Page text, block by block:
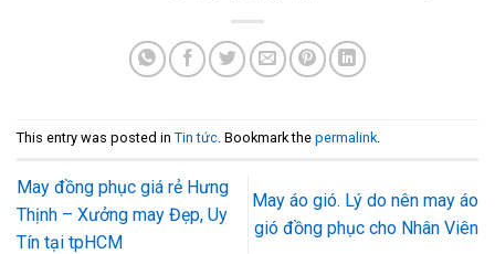
This entry was posted in Tin tức. Bookmark the permalink.
May đồng phục giá rẻ Hưng
Thịnh – Xưởng may Đẹp, Uy
Tín tại tpHCM
May áo gió. Lý do nên may áo
gió đồng phục cho Nhân Viên